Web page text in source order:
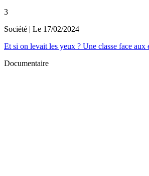
3
Société | Le 17/02/2024
Et si on levait les yeux ? Une classe face aux
Documentaire